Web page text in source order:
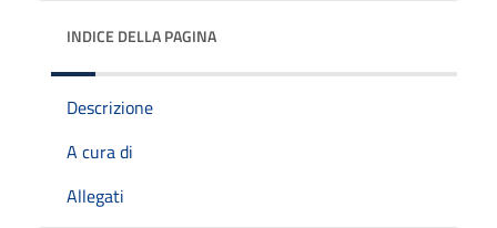
INDICE DELLA PAGINA
Descrizione
A cura di
Allegati